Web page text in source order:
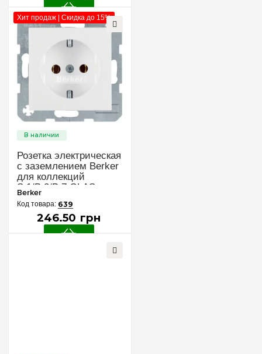
Хит продаж | Скидка до 15%
Розетка электрическая
с заземлением Berker
для коллекций
S.1/B.3/B.7 GLAS, цвет
«полярный белый
глянцевый», 47438989
Berker
639
246.50 грн